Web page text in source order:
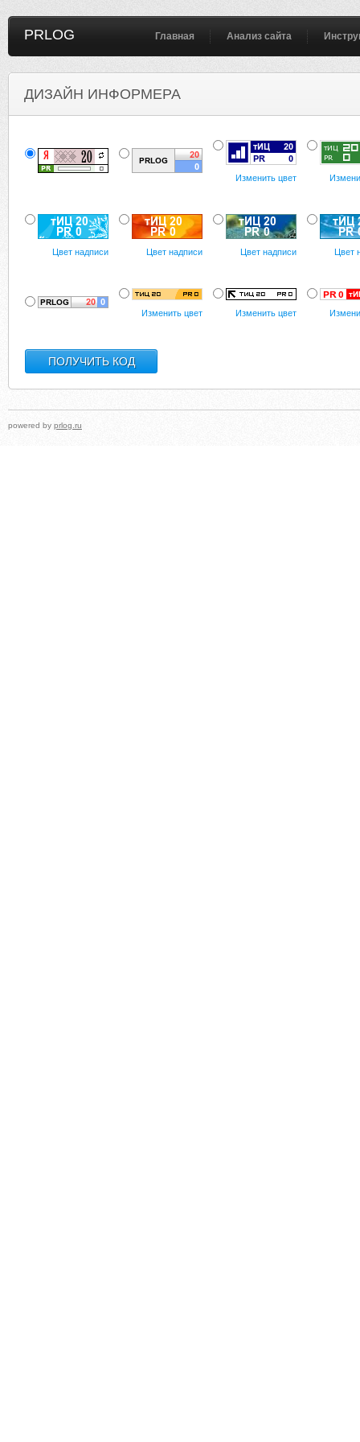
PRLOG Главная Анализ сайта
ДИЗАЙН ИНФОРМЕРА
Изменить цвет
Цвет надписи Цвет надписи Цвет надписи Цвет
Изменить цвет Изменить цвет
powered by prlog.ru